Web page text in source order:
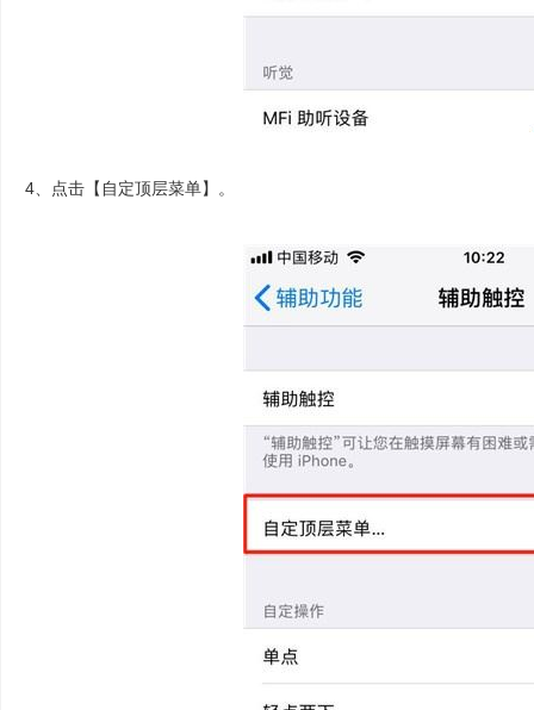
4、点击【自定顶层菜单】。